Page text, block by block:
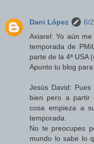
Dani López
6/
Axiarel: Yo aún
temporada de
parte de la 4ª USA
Apunto tu blog
Jesús David:
bien pero a partir
cosa empieza a
temporada.
No te preocupes
mundo lo sabe lo